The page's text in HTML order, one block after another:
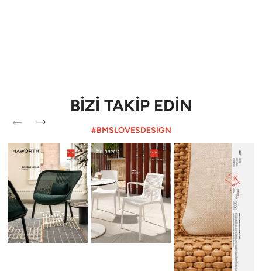
BİZİ TAKİP EDİN
#BMSLOVESDESIGN